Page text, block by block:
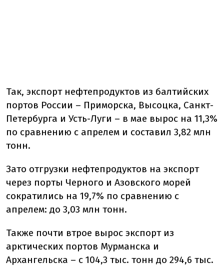
Так, экспорт нефтепродуктов из балтийских
портов России – Приморска, Высоцка, Санкт-
Петербурга и Усть-Луги – в мае вырос на 11,3%
по сравнению с апрелем и составил 3,82 млн
тонн.
Зато отгрузки нефтепродуктов на экспорт
через порты Черного и Азовского морей
сократились на 19,7% по сравнению с
апрелем: до 3,03 млн тонн.
Также почти втрое вырос экспорт из
арктических портов Мурманска и
Архангельска – с 104,3 тыс. тонн до 294,6 тыс.